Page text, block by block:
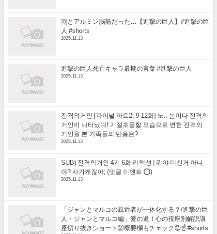
割とアルミン脳筋だった…【進撃の巨人】#進撃の巨
人 #shorts
2025.11.13
進撃の巨人死亡キャラ最期の言葉 #進撃の巨人
2025.11.13
진격의거인 [파이널 파트2, 9-12화] 노.. 놈이다 진격의
거인이 나타났다! 기절초풍할 모습으로 변한 진격의
거인을 본 가족들의 반응은?
2025.11.13
SUB) 진격의거인 4기 6화 리액션 | 뭐야 미친거 아니
야? 사기캐잖아; (댓글 이벤트 ⭕)
2025.11.13
「ジャンとマルコの親近者が一体化する？/進撃の巨
人・ジャンとマルコ編」愛の道！心の視座別解説講
座切り抜きショート②概要欄もチェック😊☝️ #shorts